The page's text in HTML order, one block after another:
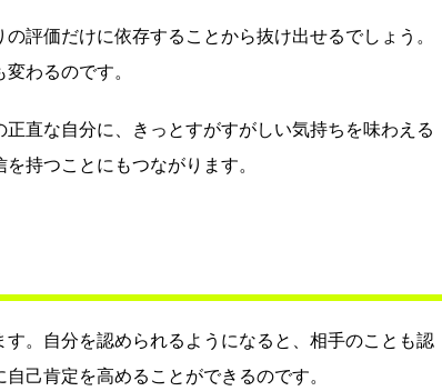
評価だけに依存することから抜け出せるでしょう。
わるのです。
直な自分に、きっとすがすがしい気持ちを味わえる
持つことにもつながります。
。自分を認められるようになると、相手のことも認
己肯定を高めることができるのです。